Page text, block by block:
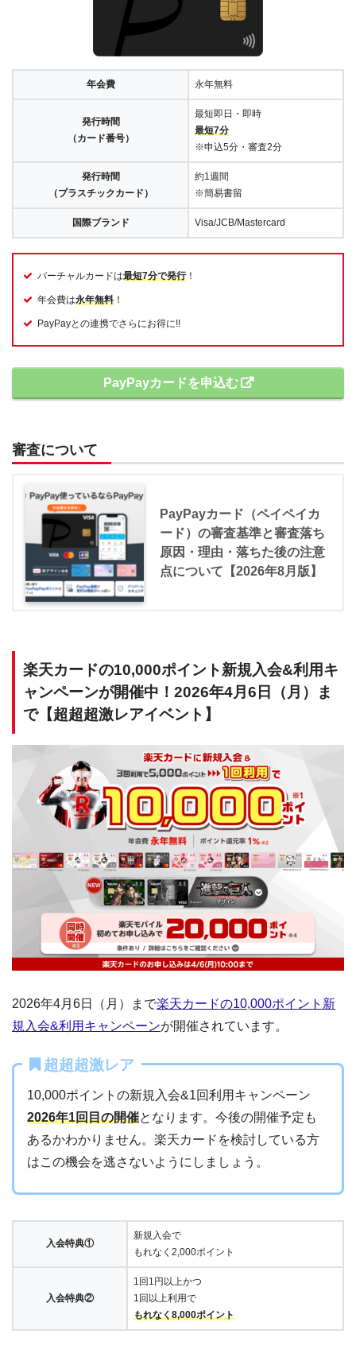
年会費 永年無料
発行時間
（カード番号）
最短即日・即時
最短7分
※申込5分・審査2分
発行時間
（プラスチックカード）
約1週間
※簡易書留
国際ブランド Visa/JCB/Mastercard
バーチャルカードは最短7分で発行！
年会費は永年無料 ！
PayPayとの連携でさらにお得に!!
PayPayカードを申込む
審査について
PayPayカード（ペイペイカ
ード）の審査基準と審査落ち
原因・理由・落ちた後の注意
点について【2026年8月版】
楽天カードの10,000ポイント新規入会&利用キ
ャンペーンが開催中！2026年4月6日（月）ま
で【超超超激レアイベント】
2026年4月6日（月）まで楽天カードの10,000ポイント新
規入会&利用キャンペーンが開催されています。
超超超激レア
10,000ポイントの新規入会&1回利用キャンペーン
2026年1回目の開催となります。今後の開催予定も
あるかわかりません。楽天カードを検討している方
はこの機会を逃さないようにしましょう。
入会特典①
新規入会で
もれなく2,000ポイント
入会特典②
1回1円以上かつ
1回以上利用で
もれなく8,000ポイント